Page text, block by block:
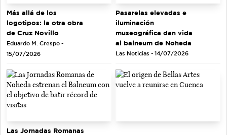
Más allá de los
logotipos: la otra obra
de Cruz Novillo
Eduardo M. Crespo -
15/07/2026
Pasarelas elevadas e
iluminación
museográfica dan vida
al balneum de Noheda
Las Noticias - 14/07/2026
Las Jornadas Romanas